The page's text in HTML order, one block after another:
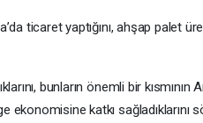
ticaret yaptığını, ahşap palet
bunların önemli bir
katkı sağladıklarını